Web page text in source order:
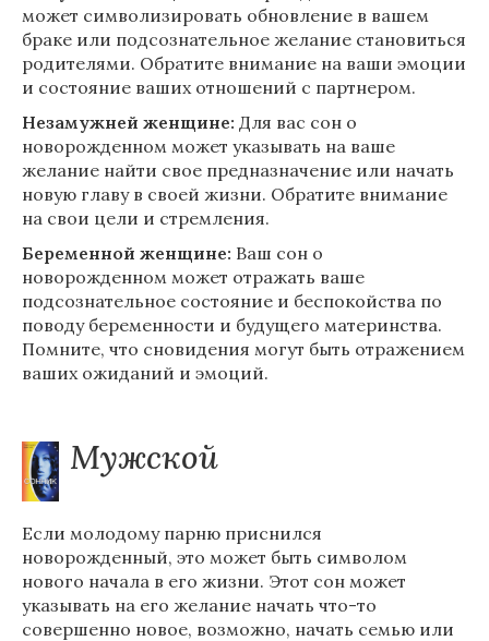
может символизировать обновление в вашем
браке или подсознательное желание становиться
родителями. Обратите внимание на ваши эмоции
и состояние ваших отношений с партнером.
Незамужней женщине: Для вас сон о
новорожденном может указывать на ваше
желание найти свое предназначение или начать
новую главу в своей жизни. Обратите внимание
на свои цели и стремления.
Беременной женщине: Ваш сон о
новорожденном может отражать ваше
подсознательное состояние и беспокойства по
поводу беременности и будущего материнства.
Помните, что сновидения могут быть отражением
ваших ожиданий и эмоций.
Мужской
Если молодому парню приснился
новорожденный, это может быть символом
нового начала в его жизни. Этот сон может
указывать на его желание начать что-то
совершенно новое, возможно, начать семью или